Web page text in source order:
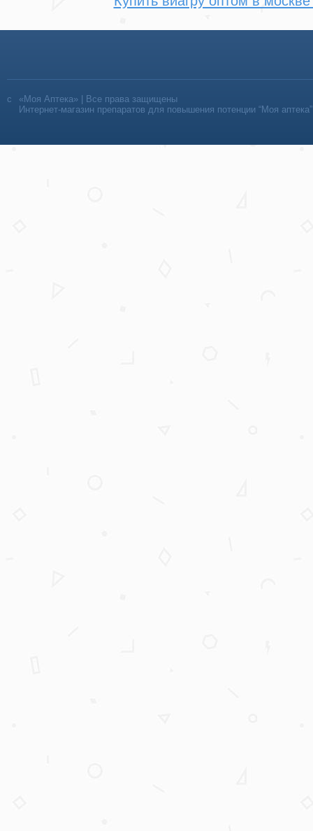
«Моя Аптека» | Все права защищены
Интернет-магазин препаратов для повышения потенции “Моя